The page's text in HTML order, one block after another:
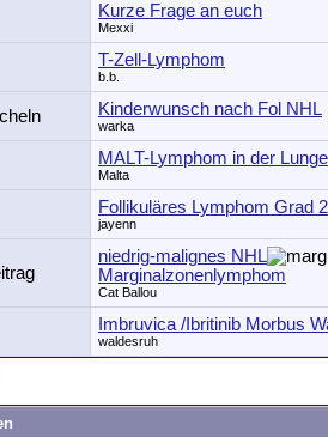
Kurze Frage an euch
Mexxi
T-Zell-Lymphom
b.b.
Kinderwunsch nach Fol NHL
warka
MALT-Lymphom in der Lunge
Malta
Follikuläres Lymphom Grad
jayenn
niedrig-malignes NHL
Marginalzonenlymphom
Cat Ballou
Imbruvica /Ibritinib Morbus
waldesruh